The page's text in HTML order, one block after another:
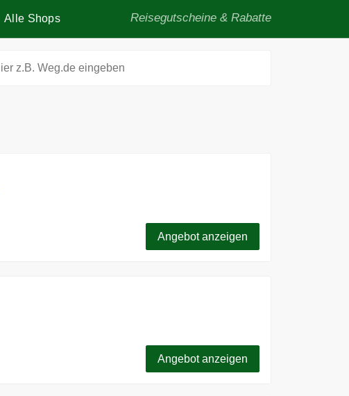
Alle Shops Reisegutscheine & Rabatte
Angebot anzeigen
Angebot anzeigen